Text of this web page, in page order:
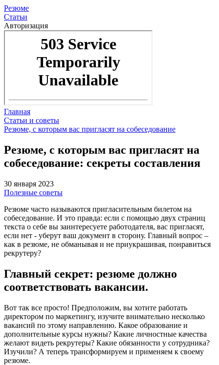
Резюме
Статьи
Авторизация
Главная
Статьи и советы
Резюме, с которым вас пригласят на собеседование
Резюме, с которым вас пригласят на
собеседование: секреты составления
30 января 2023
Полезные советы
Резюме часто называются пригласительным билетом на
собеседование. И это правда: если с помощью двух страниц
текста о себе вы заинтересуете работодателя, вас пригласят,
если нет - уберут ваш документ в сторону. Главный вопрос –
как в резюме, не обманывая и не приукрашивая, понравиться
рекрутеру?
Главный секрет: резюме должно
соответствовать вакансии.
Вот так все просто! Предположим, вы хотите работать
директором по маркетингу, изучите внимательно несколько
вакансий по этому направлению. Какое образование и
дополнительные курсы нужны? Какие личностные качества
желают видеть рекрутеры? Какие обязанности у сотрудника?
Изучили? А теперь трансформируем и применяем к своему
резюме.